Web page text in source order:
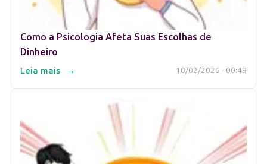
Como a Psicologia Afeta Suas Escolhas de
Dinheiro
10/02/2026 - 00:49
Leia mais →